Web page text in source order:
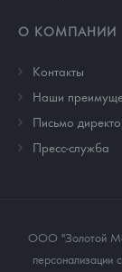
О КОМПАНИИ
Контакты
Наши
Письмо
Пресс-служба
ООО "Золотой
персонализации